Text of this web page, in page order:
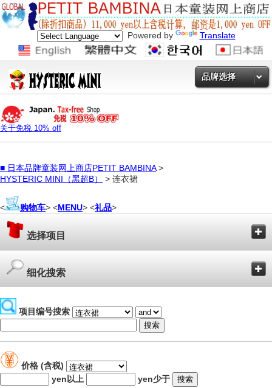
Powered by Translate
品牌选择
关于免税 10% off
■ 日本品牌童装网上商店PETIT BAMBINA>
HYSTERIC MINI（黑超B）
> 连衣裙
< 购物车> <MENU> <礼品>
选择项目
细化搜索
项目编号搜索
价格 (含税)
yen以上
yen少于